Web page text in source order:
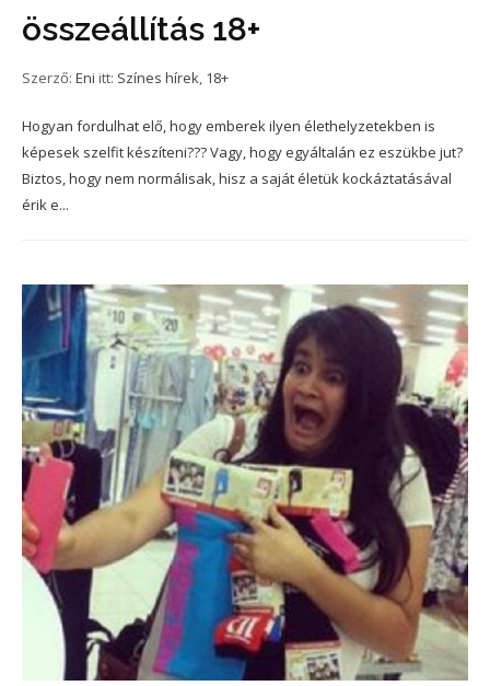
összeállítás 18+
Szerző: Eni itt: Színes hírek, 18+
Hogyan fordulhat elő, hogy emberek ilyen élethelyzetekben is
képesek szelfit készíteni??? Vagy, hogy egyáltalán ez eszükbe jut?
Biztos, hogy nem normálisak, hisz a saját életük kockáztatásával
érik e...